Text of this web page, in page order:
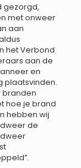
gezorgd,
met onweer
aan
het Verbond
aan de
en
plaatsvinden.
branden
hoe je brand
hebben wij
de